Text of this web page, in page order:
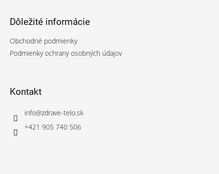
Dôležité informácie
Obchodné podmienky
Podmienky ochrany osobných údajov
Kontakt
info@zdrave-telo.sk
+421 905 740 506